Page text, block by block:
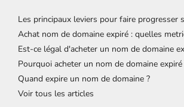
Les principaux leviers pour faire progresser
Achat nom de domaine expiré : quelles
Est-ce légal d'acheter un nom de domaine
Pourquoi acheter un nom de domaine expiré
Quand expire un nom de domaine ?
Voir tous les articles